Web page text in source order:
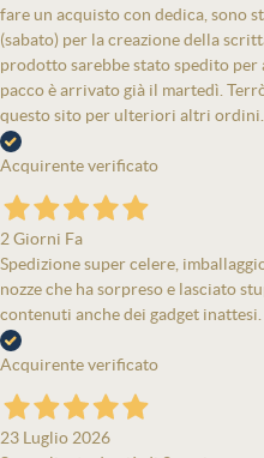
fare un acquisto con dedica, sono
(sabato) per la creazione della
prodotto sarebbe stato spedito
pacco è arrivato già il martedì.
questo sito per ulteriori altri ordini.
Acquirente verificato
2 Giorni Fa
Spedizione super celere,
nozze che ha sorpreso e lasciato
contenuti anche dei gadget
Acquirente verificato
23 Luglio 2026